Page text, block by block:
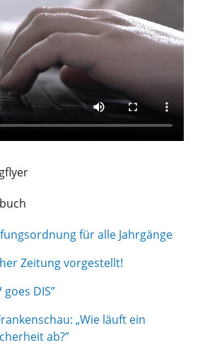
für alle Jahrgänge
Zeitung vorgestellt!
goes DIS”
„Wie läuft ein
ab?”